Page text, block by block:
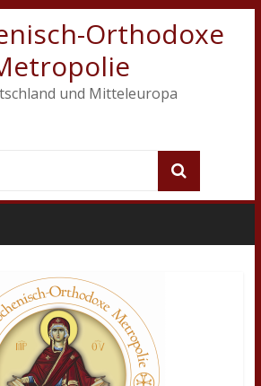
Orthodoxe
und Mitteleuropa